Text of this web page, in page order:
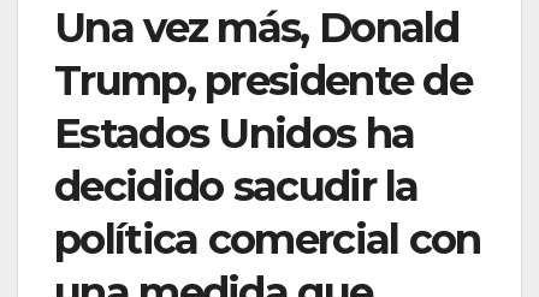
Una vez más, Donald
Trump, presidente de
Estados Unidos ha
decidido sacudir la
política comercial con